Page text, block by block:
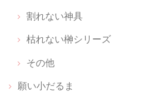
2026/02/26
していただき、とてもとても幸せな気
のだと、信頼が深まりました。 本当に
割れない神具
枯れない榊シリーズ
その他
願い小だるま